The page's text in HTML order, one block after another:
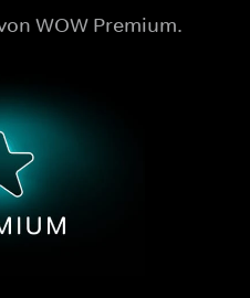
WOW Premium.